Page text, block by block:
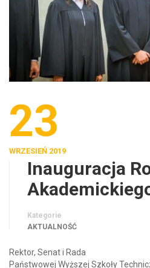
23
WRZESIEŃ 2019
Inauguracja
Kategorie
AKTUALNOŚĆ
Rektor, Senat i Rada
Państwowej Wyższej Szkoły